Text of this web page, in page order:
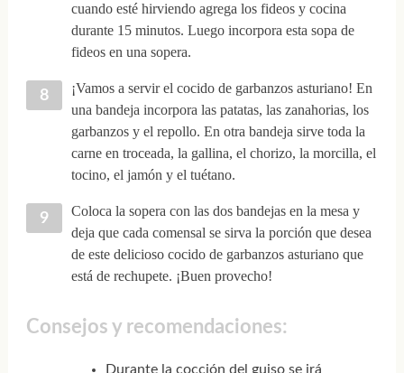
cuando esté hirviendo agrega los fideos y cocina
durante 15 minutos. Luego incorpora esta sopa de
fideos en una sopera.
¡Vamos a servir el cocido de garbanzos asturiano! En
una bandeja incorpora las patatas, las zanahorias, los
garbanzos y el repollo. En otra bandeja sirve toda la
carne en troceada, la gallina, el chorizo, la morcilla, el
tocino, el jamón y el tuétano.
Coloca la sopera con las dos bandejas en la mesa y
deja que cada comensal se sirva la porción que desea
de este delicioso cocido de garbanzos asturiano que
está de rechupete. ¡Buen provecho!
Consejos y recomendaciones:
Durante la cocción del guiso se irá